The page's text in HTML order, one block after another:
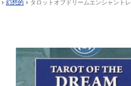
幻想的 タロットオブドリームエンシャント